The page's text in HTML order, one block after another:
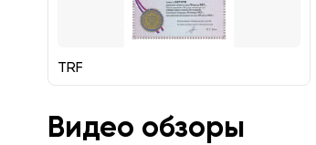
TRF
Видео обзоры